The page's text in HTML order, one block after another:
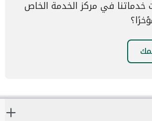
في مركز الخدمة الخاص